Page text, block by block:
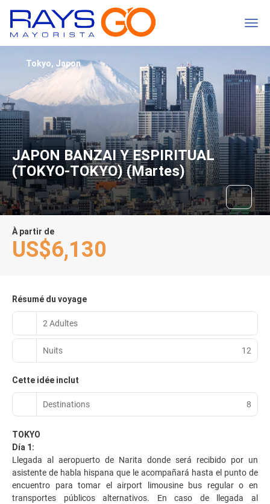
JAPON BANZAI Y ESPIRITUAL
(TOKYO-TOKYO) (Martes)
Tokyo, Japon
À partir de
US$6,130
Résumé du voyage
2 Adultes
Nuits 12
Cette idée inclut
Destinations 8
TOKYO
Día 1:
Llegada al aeropuerto de Narita donde será recibido por un
asistente de habla hispana que le acompañará hasta el punto de
encuentro para tomar el airport limousine bus regular o en
transportes públicos alternativos. En caso de llegada al